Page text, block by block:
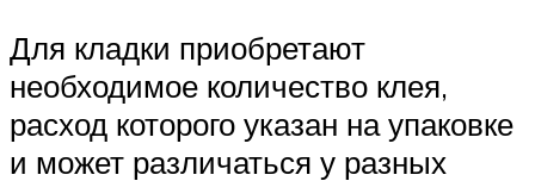
Для кладки приобретают
необходимое количество клея,
расход которого указан на упаковке
и может различаться у разных